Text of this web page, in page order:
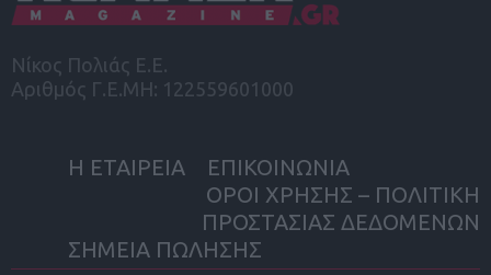
Νίκος Πολιάς Ε.Ε.
Αριθμός Γ.Ε.ΜΗ: 122559601000
Η ΕΤΑΙΡΕΙΑ
ΕΠΙΚΟΙΝΩΝΙΑ
ΟΡΟΙ ΧΡΗΣΗΣ – ΠΟΛΙΤΙΚΗ
ΠΡΟΣΤΑΣΙΑΣ ΔΕΔΟΜΕΝΩΝ
ΣΗΜΕΙΑ ΠΩΛΗΣΗΣ